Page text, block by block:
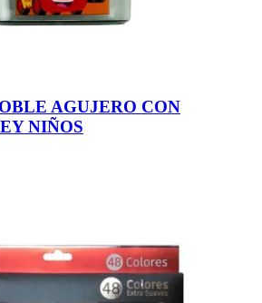
AGUJERO CON
NIÑOS